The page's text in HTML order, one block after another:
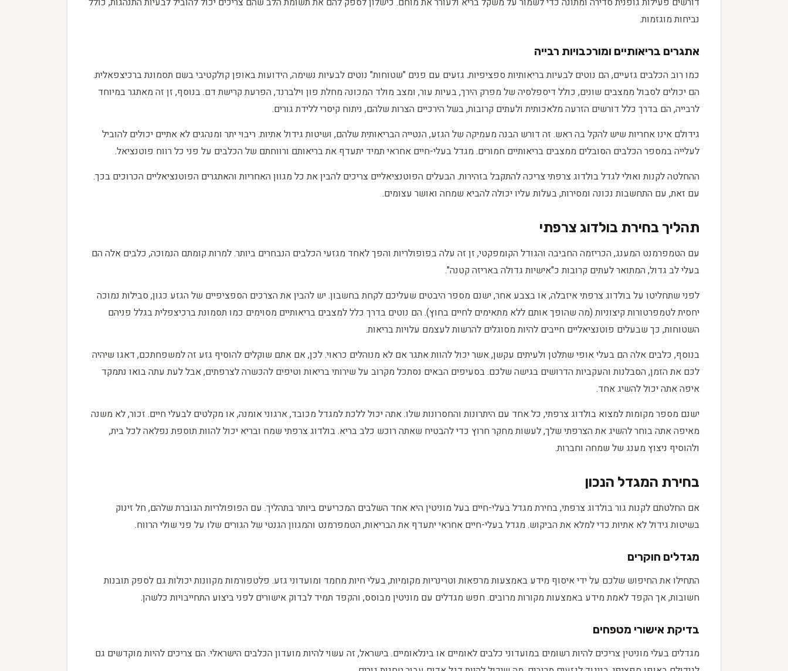
נביחות מוגזמות.
אתגרים בריאותיים ומורכבויות רבייה
כמו רוב הכלבים גזעיים, הם נוטים לבעיות בריאותיות ספציפיות. גזעים עם פנים "שטוחות" נוטים לבעיות נשימה, הידועות באופן קולקטיבי בשם תסמונת ברכיצפאלית.
הם יכולים לסבול ממצבים שונים, כולל דיספלסיה של מפרק הירך, בעיות עור, ומצב מולד המכונה מחלת פון וילברנד, הפרעת קרישת דם. בנוסף, זן זה מאתגר במיוחד
לרבייה, הם בדרך כלל דורשים הזרעה מלאכותית ולעתים קרובות, בשל הירכיים הצרות שלהם, ניתוח קיסרי ללידת גורים.
גידולם אינו אחריות שיש להקל בה ראש. זה דורש הבנה מעמיקה של הגזע, הנטייה הבריאותית שלהם, ושיטות גידול אתיות. ריבוי יתר ומנהגים לא אתיים יכולים להוביל
לעלייה במספר הכלבים הסובלים ממצבים בריאותיים חמורים. מגדל בעלי-חיים אחראי תמיד יתעדף את בריאותם ורווחתם של הכלבים על פני כל רווח פוטנציאל.
ההחלטה לקנות ואולי לגדל בולדוג צרפתי צריכה להתקבל בזהירות. הבעלים הפוטנציאליים צריכים להבין את כל מגוון האחריות והאתגרים הפוטנציאליים הכרוכים בכך.
עם זאת, עם התחשבות נכונה ומסירות, בעלות עליו יכולה להביא שמחה ואושר עצומים.
תהליך בחירת בולדוג צרפתי
עם הטמפרמנט המענג, הכריזמה החביבה והגודל הקומפקטי, זן זה עלה בפופולריות והפך לאחד מגזעי הכלבים הנבחרים ביותר. למרות קומתם הנמוכה, כלבים אלה הם
בעלי לב גדול, המתואר לעתים קרובות כ"אישיות גדולה באריזה קטנה".
לפני שתחליטו על בולדוג צרפתי איזבלה, או בצבע אחר, ישנם מספר היבטים שעליכם לקחת בחשבון. יש להבין את הצרכים הספציפיים של הגזע כגון, סבילות נמוכה
יחסית לטמפרטורות קיצוניות (מה שהופך אותם ללא מתאימים לחיים בחוץ). הם נוטים בדרך כלל למצבים בריאותיים מסוימים כמו תסמונת ברכיצפלית בגלל פניהם
השטוחות, כך שבעלים פוטנציאליים חייבים להיות מסוגלים להרשות לעצמם עלויות בריאות.
בנוסף, כלבים אלה הם בעלי אופי שתלטן ולעיתים עקשן, אשר יכול להוות אתגר אם לא מנוהלים כראוי. לכן, אם אתם שוקלים להוסיף גזע זה למשפחתכם, דאגו שיהיה
לכם את הזמן, הסבלנות והעקביות הדרושים בגישה שלכם. בסעיפים הבאים נסתכל מקרוב על שירותי בריאות וטיפים להכשרה לצרפתים, אבל לעת עתה בואו נתמקד
איפה אתה יכול להשיג אחד.
ישנם מספר מקומות למצוא בולדוג צרפתי, כל אחד עם היתרונות והחסרונות שלו. אתה יכול ללכת למגדל מכובד, ארגוני אומנה, או מקלטים לבעלי חיים. זכור, לא משנה
מאיפה אתה בוחר להשיג את הצרפתי שלך, לעשות מחקר חרוץ כדי להבטיח שאתה רוכש כלב בריא. בולדוג צרפתי שמח ובריא יכול להוות תוספת נפלאה לכל בית,
ולהוסיף ניצוץ מענג של שמחה וחברות.
בחירת המגדל הנכון
אם החלטתם לקנות גור בולדוג צרפתי, בחירת מגדל בעלי-חיים בעל מוניטין היא אחד השלבים המכריעים ביותר בתהליך. עם הפופולריות הגוברת שלהם, חל זינוק
בשיטות גידול לא אתיות כדי למלא את הביקוש. מגדל בעלי-חיים אחראי יתעדף את הבריאות, הטמפרמנט והמגוון הגנטי של הגורים שלו על פני שולי הרווח.
מגדלים חוקרים
התחילו את החיפוש שלכם על ידי איסוף מידע באמצעות מרפאות וטרינריות מקומיות, בעלי חיות מחמד ומועדוני גזע. פלטפורמות מקוונות יכולות גם לספק תובנות
חשובות, אך הקפד לאמת מידע באמצעות מקורות מרובים. חפש מגדלים עם מוניטין מבוסס, והקפד תמיד לבדוק אישורים לפני ביצוע התחייבויות כלשהן.
בדיקת אישורי מטפחים
מגדלים בעלי מוניטין צריכים להיות רשומים במועדוני כלבים לאומיים או בינלאומיים. בישראל, זה עשוי להיות מועדון הכלבים הישראלי. הם צריכים להיות מוקדשים גם